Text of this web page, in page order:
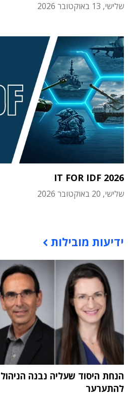
שלישי, 13 באוקטובר 2026
IT FOR IDF 2026
שלישי, 20 באוקטובר 2026
ידיעות מובילות
הנחת היסוד שעליה נבנה
להתערער